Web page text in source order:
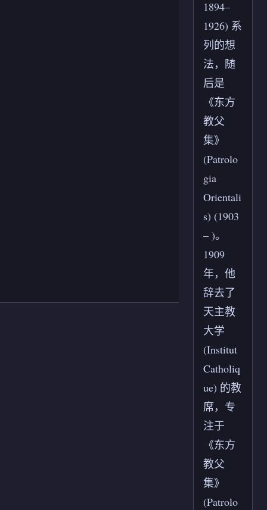
1894–
1926) 系
列的想
法，随
后是
《东方
教父
集》
(Patrolo
gia
Orientali
s) (1903
– )。
1909
年，他
辞去了
天主教
大学
(Institut
Catholiq
ue) 的教
席，专
注于
《东方
教父
集》
(Patrolo